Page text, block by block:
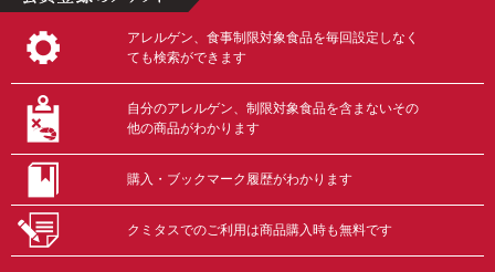
アレルゲン、食事制限対象食品を毎回設定しなく
ても検索ができます
自分のアレルゲン、制限対象食品を含まないその
他の商品がわかります
購入・ブックマーク履歴がわかります
クミタスでのご利用は商品購入時も無料です